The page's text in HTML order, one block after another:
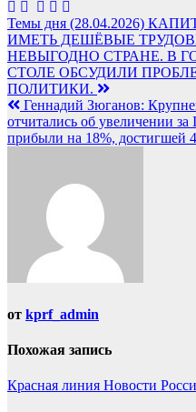
Навигация
по
записям
Темы дня (28.04.2026)
ИМЕТЬ ДЕШЁВЫЕ
НЕВЫГОДНО СТРАНЕ. В
СТОЛЕ ОБСУДИЛИ
ПОЛИТИКИ.
Геннадий Зюганов:
отчитались об увеличении за
прибыли на 18%, достигшей
от kprf_admin
Похожая запись
Красная линия Новости